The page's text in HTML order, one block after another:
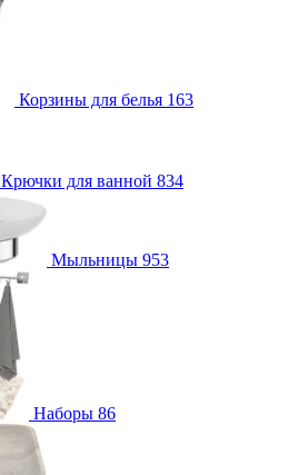
Корзины для белья 163
Крючки для ванной 834
Мыльницы 953
Наборы 86